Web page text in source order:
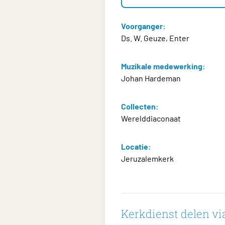
Voorganger:
Ds. W. Geuze, Enter
Muzikale medewerking:
Johan Hardeman
Collecten:
Werelddiaconaat
Locatie:
Jeruzalemkerk
Kerkdienst delen